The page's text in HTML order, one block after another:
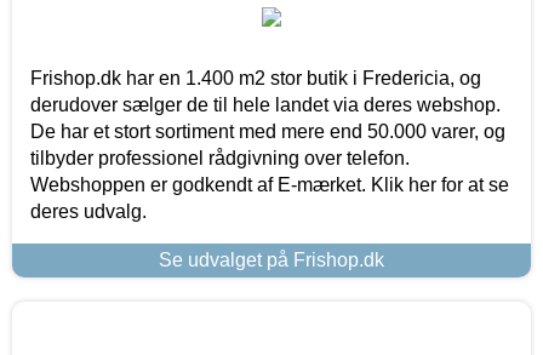
Frishop.dk har en 1.400 m2 stor butik i Fredericia, og
derudover sælger de til hele landet via deres webshop.
De har et stort sortiment med mere end 50.000 varer, og
tilbyder professionel rådgivning over telefon.
Webshoppen er godkendt af E-mærket. Klik her for at se
deres udvalg.
Se udvalget på Frishop.dk